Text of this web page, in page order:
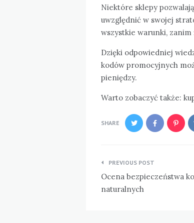
Niektóre sklepy
uwzględnić w swojej
wszystkie warunki, zanim
Dzięki odpowiedniej
kodów promocyjnych
pieniędzy.
Warto zobaczyć także:
SHARE
Nawigacja
wpisu
PREVIOUS POST
Ocena bezpieczeństwa
naturalnych